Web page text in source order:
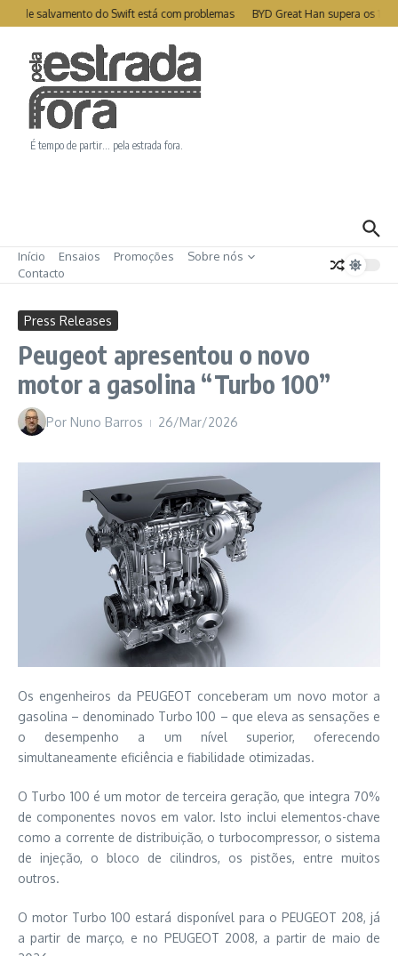
Ir para o conteúdo
de salvamento do Swift está com problemas BYD Great Han supera os
É tempo de partir… pela estrada fora.
Início Ensaios Promoções
Sobre nós
Contacto
Press Releases
Peugeot apresentou o novo
motor a gasolina “Turbo 100”
Por Nuno Barros 26/Mar/2026
Os engenheiros da PEUGEOT conceberam um novo motor a
gasolina – denominado Turbo 100 – que eleva as sensações e
o desempenho a um nível superior, oferecendo
simultaneamente eficiência e fiabilidade otimizadas.
O Turbo 100 é um motor de terceira geração, que integra 70%
de componentes novos em valor. Isto inclui elementos-chave
como a corrente de distribuição, o turbocompressor, o sistema
de injeção, o bloco de cilindros, os pistões, entre muitos
outros.
O motor Turbo 100 estará disponível para o PEUGEOT 208, já
a partir de março, e no PEUGEOT 2008, a partir de maio de